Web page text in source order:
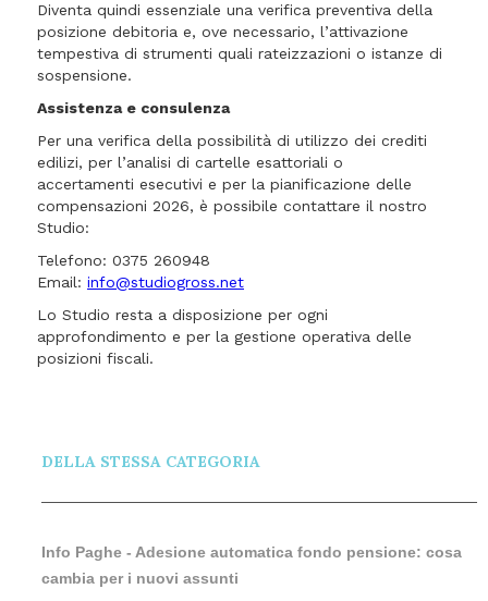
Diventa quindi essenziale una verifica preventiva della
posizione debitoria e, ove necessario, l’attivazione
tempestiva di strumenti quali rateizzazioni o istanze di
sospensione.
Assistenza e consulenza
Per una verifica della possibilità di utilizzo dei crediti
edilizi, per l’analisi di cartelle esattoriali o
accertamenti esecutivi e per la pianificazione delle
compensazioni 2026, è possibile contattare il nostro
Studio:
Telefono: 0375 260948
Email: info@studiogross.net
Lo Studio resta a disposizione per ogni
approfondimento e per la gestione operativa delle
posizioni fiscali.
DELLA STESSA CATEGORIA
Info Paghe - Adesione automatica fondo pensione: cosa
cambia per i nuovi assunti